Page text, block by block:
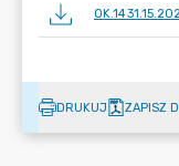
DRUKUJ ZAPISZ